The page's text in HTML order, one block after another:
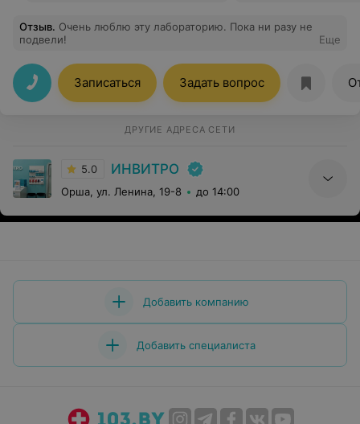
Отзыв. Очень люблю эту лабораторию. Пока ни разу не
подвели!
Еще
Записаться Задать вопрос
ДРУГИЕ АДРЕСА СЕТИ
5.0 ИНВИТРО
Орша, ул. Ленина, 19-8 до 14:00
Добавить компанию
Добавить специалиста